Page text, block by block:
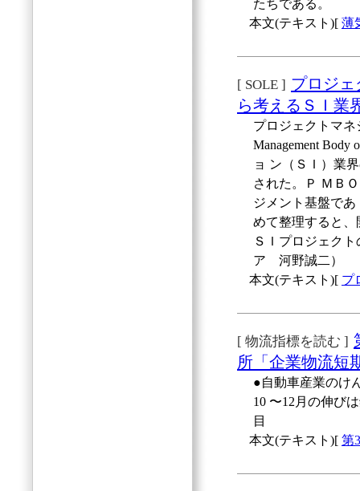
たちである。
本文(テキスト)[ 薄
[ SOLE ] プロジ
ら考えるＳＩ業
プロジェクトマネ
Management
ョ ン（ＳＩ）業
された。Ｐ ＭＢ
ジメント基盤で
めて整理すると
ＳＩプロジェク
ア 河野誠二）
本文(テキスト)[ プ
[ 物流指標を読む ]
所「企業物流短
●自動車産業のけ
10 〜12月の伸び
目
本文(テキスト)[ 第